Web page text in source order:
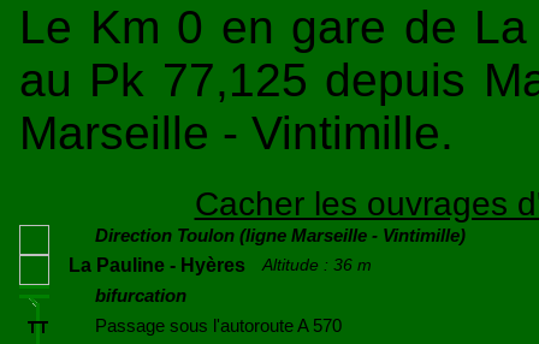
Le Km 0 en gare de
au Pk 77,125 depuis
Marseille - Vintimille.
Cacher les ouvrages
Direction Toulon (ligne Marseille - Vintimille)
La Pauline - Hyères
Altitude : 36 m
bifurcation
Passage sous l'autoroute A 570